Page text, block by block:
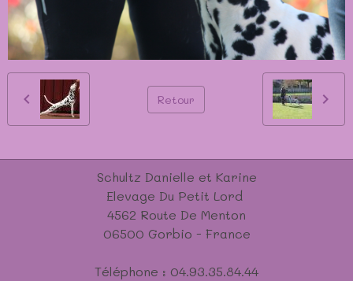
Retour
Schultz Danielle et Karine
Elevage Du Petit Lord
4562 Route De Menton
06500 Gorbio - France
Téléphone : 04.93.35.84.44